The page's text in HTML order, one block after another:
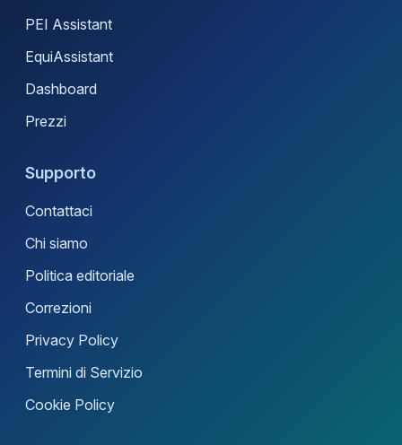
PEI Assistant
EquiAssistant
Dashboard
Prezzi
Supporto
Contattaci
Chi siamo
Politica editoriale
Correzioni
Privacy Policy
Termini di Servizio
Cookie Policy